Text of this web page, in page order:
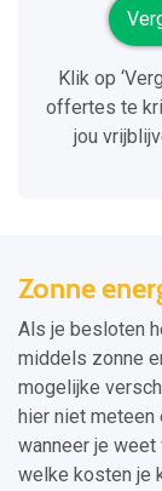
Klik op
offertes te
jou
Zonne
Als je besloten
middels zonne
mogelijke
hier niet meteen
wanneer je
welke kosten je